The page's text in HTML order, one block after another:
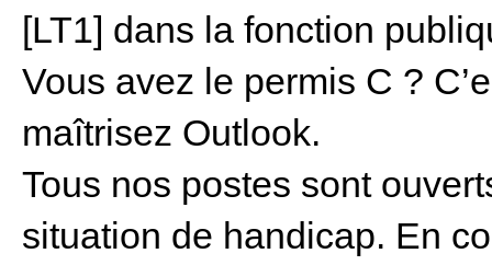
[LT1] dans la fonction
Vous avez le permis C ?
maîtrisez Outlook.
Tous nos postes sont
situation de handicap. En